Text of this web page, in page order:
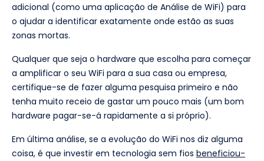
adicional (como uma aplicação de Análise de WiFi) para
o ajudar a identificar exatamente onde estão as suas
zonas mortas.
Qualquer que seja o hardware que escolha para começar
a amplificar o seu WiFi para a sua casa ou empresa,
certifique-se de fazer alguma pesquisa primeiro e não
tenha muito receio de gastar um pouco mais (um bom
hardware pagar-se-á rapidamente a si próprio).
Em última análise, se a evolução do WiFi nos diz alguma
coisa, é que investir em tecnologia sem fios beneficiou-